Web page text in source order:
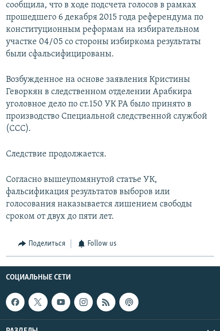
сообщила, что в ходе подсчета голосов в рамках
прошедшего 6 декабря 2015 года референдума по
конституционным реформам на избирательном
участке 04/05 со стороны избиркома результаты
были сфальсифицированы.
Возбужденное на основе заявления Кристины
Геворкян в следственном отделении Арабкира
уголовное дело по ст.150 УК РА было принято в
производство Специальной следственной службой
(ССС).
Следствие продолжается.
Согласно вышеупомянутой статье УК,
фальсификация результатов выборов или
голосования наказывается лишением свободы
сроком от двух до пяти лет.
Поделиться Follow us
СОЦИАЛЬНЫЕ СЕТИ